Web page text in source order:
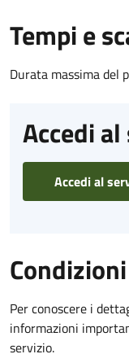
Tempi e
Durata massima del
Accedi
Accedi al
Per conoscere i
informazioni
servizio.